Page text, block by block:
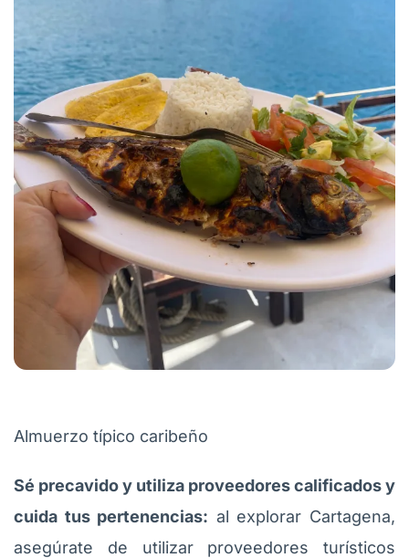
Almuerzo típico caribeño
Sé precavido y utiliza proveedores calificados y
cuida tus pertenencias: al explorar Cartagena,
asegúrate de utilizar proveedores turísticos